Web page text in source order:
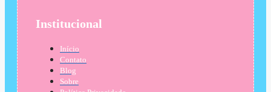
Institucional
Início
Contato
Blog
Sobre